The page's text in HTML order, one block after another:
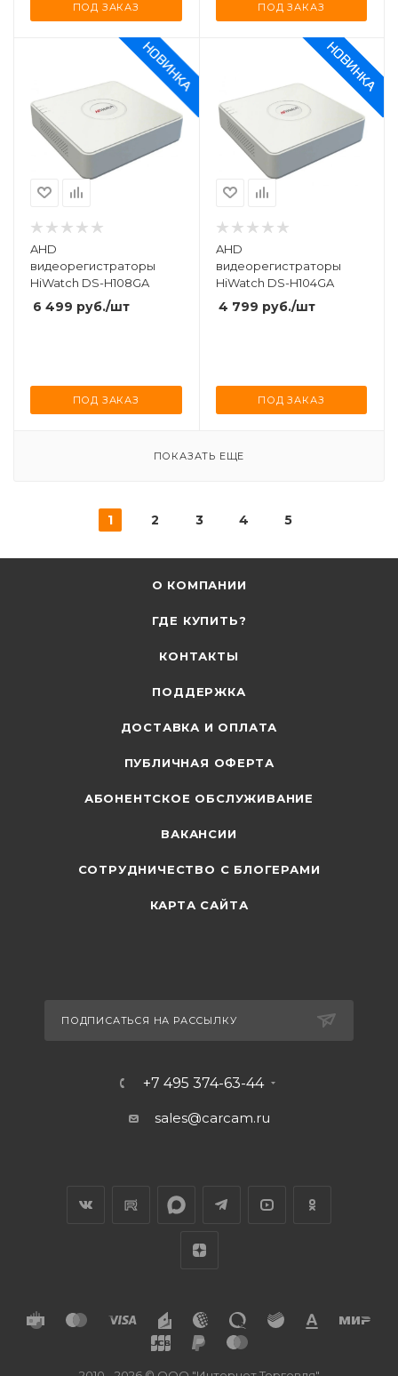
ПОД ЗАКАЗ ПОД ЗАКАЗ
AHD
видеорегистраторы
HiWatch DS-H108GA
6 499 руб./шт
ПОД ЗАКАЗ
AHD
видеорегистраторы
HiWatch DS-H104GA
4 799 руб./шт
ПОД ЗАКАЗ
ПОКАЗАТЬ ЕЩЕ
1 2 3 4 5
О КОМПАНИИ
ГДЕ КУПИТЬ?
КОНТАКТЫ
ПОДДЕРЖКА
ДОСТАВКА И ОПЛАТА
ПУБЛИЧНАЯ ОФЕРТА
АБОНЕНТСКОЕ ОБСЛУЖИВАНИЕ
ВАКАНСИИ
СОТРУДНИЧЕСТВО С БЛОГЕРАМИ
КАРТА САЙТА
ПОДПИСАТЬСЯ НА РАССЫЛКУ
+7 495 374-63-44
sales@carcam.ru